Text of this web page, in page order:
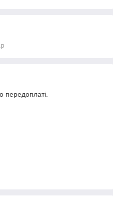
передоплаті.